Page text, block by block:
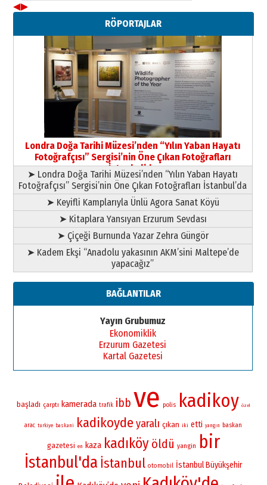
Neşat YALÇIN
Paranın Aile Kültüründeki Yeri
03 Ağustos 2026 Pazartesi
Yıldırım Gündoğdu
HAVVA’NIN ÜÇ KIZI
09 Temmuz 2026 Perşembe
Yusuf POLAT
Şampiyonluk Sebahattin Şirin’e
yazar
11 Mayıs 2026 Pazartesi
◀▶
RÖPORTAJLAR
Londra Doğa Tarihi Müzesi’nden “Yılın Yaban Hayatı
Fotoğrafçısı” Sergisi’nin Öne Çıkan Fotoğrafları
İstanbul’da
➤ Londra Doğa Tarihi Müzesi’nden “Yılın Yaban Hayatı
Fotoğrafçısı” Sergisi’nin Öne Çıkan Fotoğrafları İstanbul’da
➤ Keyifli Kamplarıyla Ünlü Agora Sanat Köyü
➤ Kitaplara Yansıyan Erzurum Sevdası
➤ Çiçeği Burnunda Yazar Zehra Güngör
➤ Kadem Ekşi “Anadolu yakasının AKM’sini Maltepe’de
yapacağız”
BAĞLANTILAR
Yayın Grubumuz
Ekonomiklik
Erzurum Gazetesi
Kartal Gazetesi
başladı çarptı kamerada trafik ibb ve polis kadikoy özel
arac turkiye baskani kadikoyde yaralı çıkan iki etti yangın baskan
gazetesi en kaza kadıköy öldü yangin bir
İstanbul'da İstanbul otomobil İstanbul Büyükşehir